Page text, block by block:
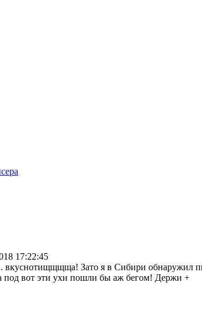
17:22:45
вкуснотищщщща! Зато я в Сибири обнаружил
под вот эти ухи пошли бы аж бегом! Держи +